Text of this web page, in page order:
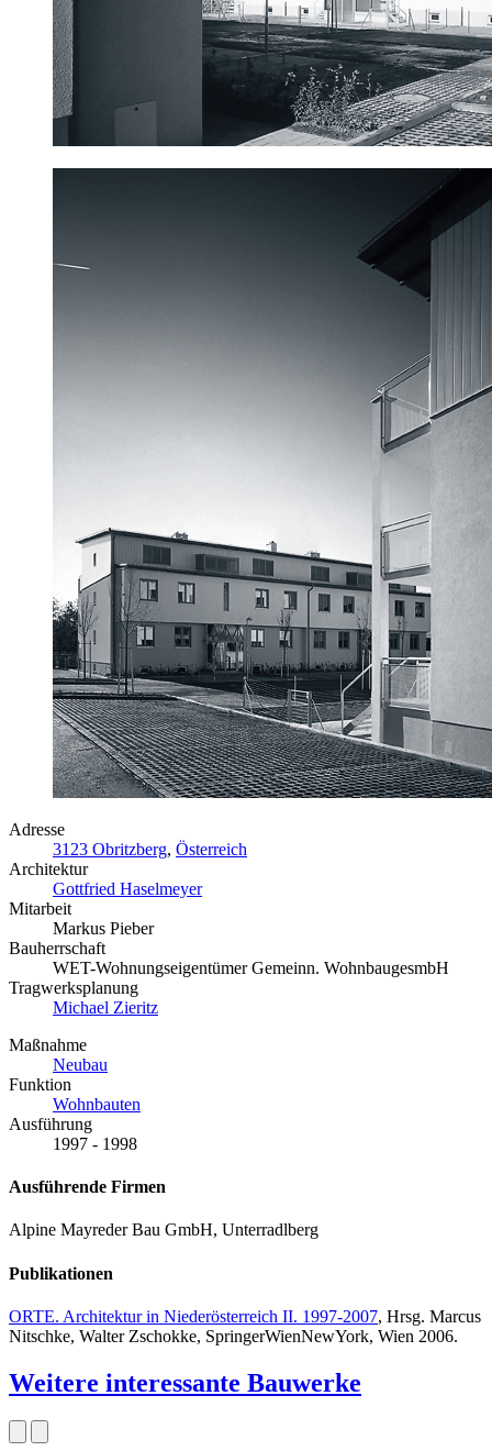
Adresse
3123 Obritzberg, Österreich
Architektur
Gottfried Haselmeyer
Mitarbeit
Markus Pieber
Bauherrschaft
WET-Wohnungseigentümer Gemeinn. WohnbaugesmbH
Tragwerksplanung
Michael Zieritz
Maßnahme
Neubau
Funktion
Wohnbauten
Ausführung
1997 - 1998
Ausführende Firmen
Alpine Mayreder Bau GmbH, Unterradlberg
Publikationen
ORTE. Architektur in Niederösterreich II. 1997-2007, Hrsg. Marcus
Nitschke, Walter Zschokke, SpringerWienNewYork, Wien 2006.
Weitere interessante Bauwerke